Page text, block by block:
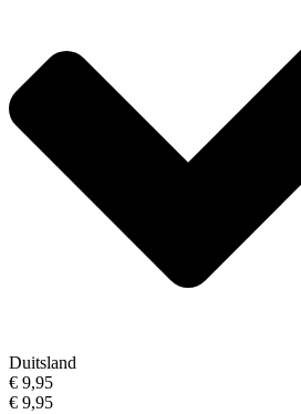
Duitsland
€ 9,95
€ 9,95